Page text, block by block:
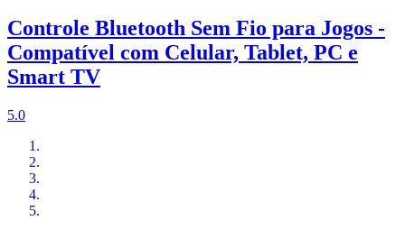
Controle Bluetooth Sem Fio para Jogos -
Compatível com Celular, Tablet, PC e
Smart TV
5.0